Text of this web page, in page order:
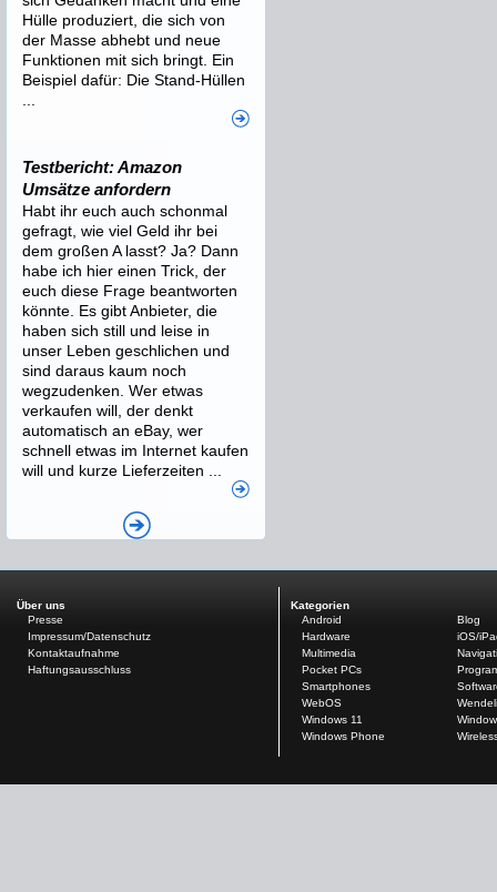
Hülle produziert, die sich von
der Masse abhebt und neue
Funktionen mit sich bringt. Ein
Beispiel dafür: Die Stand-Hüllen
Testbericht: Amazon
Umsätze anfordern
Habt ihr euch auch schonmal
gefragt, wie viel Geld ihr bei
dem großen A lasst? Ja? Dann
habe ich hier einen Trick, der
euch diese Frage beantworten
könnte. Es gibt Anbieter, die
haben sich still und leise in
unser Leben geschlichen und
sind daraus kaum noch
wegzudenken. Wer etwas
verkaufen will, der denkt
automatisch an eBay, wer
schnell etwas im Internet kaufen
will und kurze Lieferzeiten ...
Über uns
Presse
Impressum/Datenschutz
Kontaktaufnahme
Haftungsausschluss
Kategorien
Android
Blog
Hardware
iOS/
Multimedia
Pocket PCs
Smartphones
WebOS
Windows 11
Windows Phone